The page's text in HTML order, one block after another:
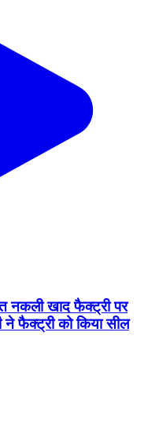
नकली खाद फैक्ट्री पर
ने फैक्ट्री को किया सील